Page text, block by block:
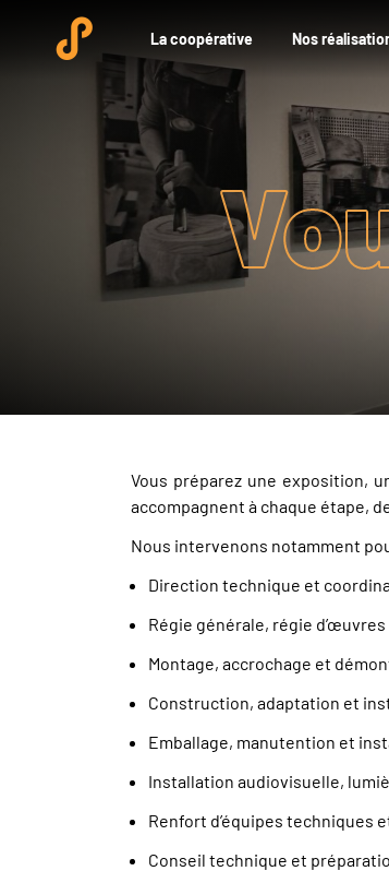
La coopérative Nos
Vous préparez une exposition,
accompagnent à chaque étape,
Nous intervenons notamment
Direction technique et
Régie générale, régie
Montage, accrochage et
Construction, adaptation et
Emballage, manutention et
Installation audiovisuelle,
Renfort d’équipes techniques
Conseil technique et